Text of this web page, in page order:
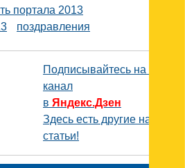
портала 2013
поздравления
Подписывайтесь на наш
канал
в Яндекс.Дзен
Здесь есть другие наши
статьи!